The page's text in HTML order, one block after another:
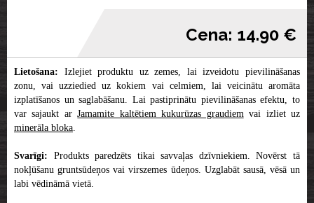
Cena: 14.90 €
Lietošana: Izlejiet produktu uz zemes, lai izveidotu pievilināšanas
zonu, vai uzziedied uz kokiem vai celmiem, lai veicinātu aromāta
izplatīšanos un saglabāšanu. Lai pastiprinātu pievilināšanas efektu, to
var sajaukt arJamamite kaltētiem kukurūzas graudiemvai izliet uz
minerāla bloka.
Svarīgi: Produkts paredzēts tikai savvaļas dzīvniekiem. Novērst tā
nokļūšanu gruntsūdeņos vai virszemes ūdeņos. Uzglabāt sausā, vēsā un
labi vēdināmā vietā.